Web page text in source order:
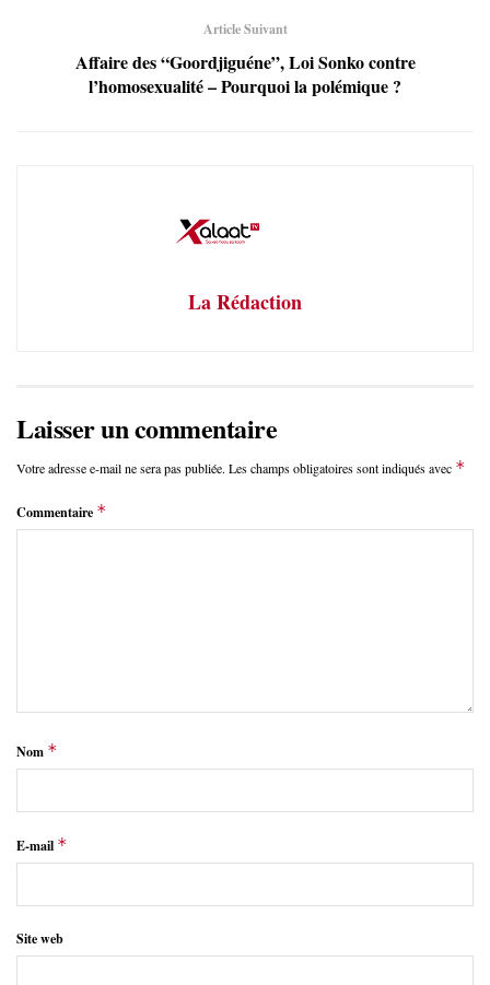
Article Suivant
Affaire des “Goordjiguéne”, Loi Sonko contre
l’homosexualité – Pourquoi la polémique ?
La Rédaction
Laisser un commentaire
Votre adresse e-mail ne sera pas publiée. Les champs obligatoires sont indiqués avec *
Commentaire *
Nom *
E-mail *
Site web